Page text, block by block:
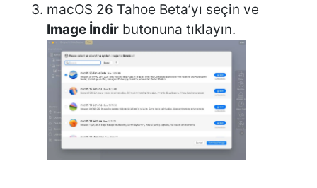
macOS 26 Tahoe Beta’yı seçin ve
Image İndir butonuna tıklayın.